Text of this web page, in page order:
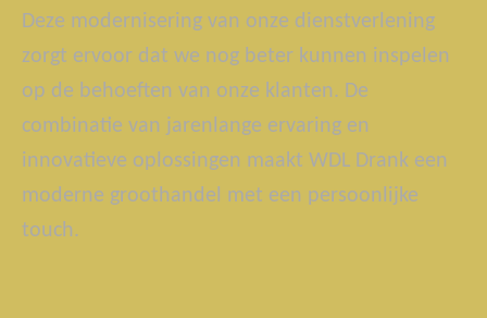
Deze modernisering van onze dienstverlening
zorgt ervoor dat we nog beter kunnen inspelen
op de behoeften van onze klanten. De
combinatie van jarenlange ervaring en
innovatieve oplossingen maakt WDL Drank een
moderne groothandel met een persoonlijke
touch.